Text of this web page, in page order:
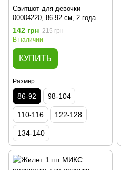
Свитшот для девочки
00004220, 86-92 см, 2 года
142 грн 215 грн
В наличии
КУПИТЬ
Размер
86-92 98-104
110-116 122-128
134-140